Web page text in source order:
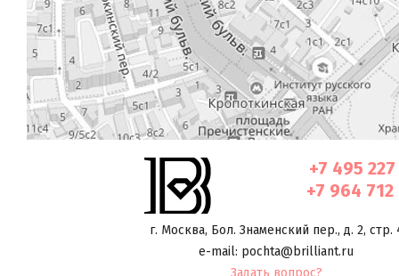
+7 495
+7 964
г. Москва, Бол. Знаменский пер., д. 2, стр.
e-mail: pochta@brilliant.ru
Задать вопрос?